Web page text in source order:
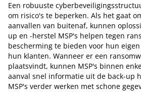
Een robuuste
om risico's te beperken. Als het gaat
aanvallen van buitenaf, kunnen
up en -herstel MSP's helpen tegen
bescherming te bieden voor hun
hun klanten. Wanneer er een
plaatsvindt, kunnen MSP's binnen
aanval snel informatie uit de back-up
MSP's verder werken met schone